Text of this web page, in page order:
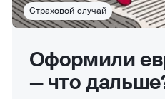
Страховой случай
Оформили
— что